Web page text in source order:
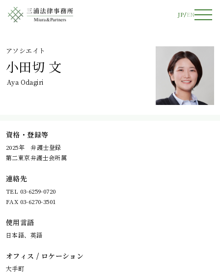
JP EN
アソシエイト
小田切 文
Aya Odagiri
資格・登録等
2025年 弁護士登録
第二東京弁護士会所属
連絡先
TEL 03-6259-0720
FAX 03-6270-3501
使用言語
日本語、英語
オフィス / ロケーション
大手町